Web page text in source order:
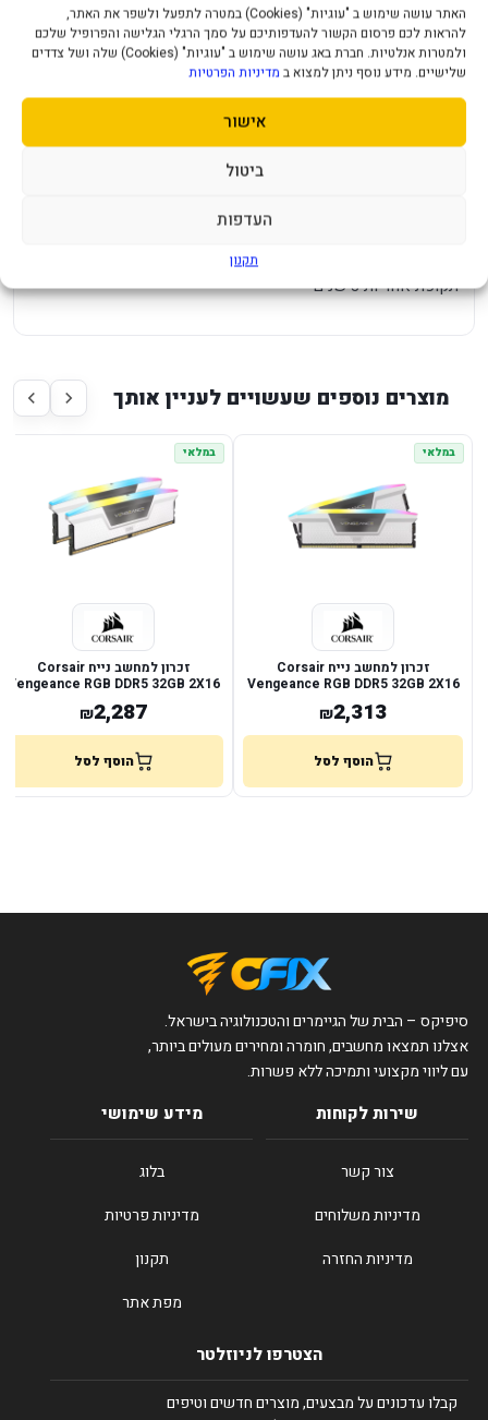
האתר עושה שימוש ב "עוגיות" (Cookies) במטרה לתפעל ולשפר את האתר,
להראות לכם פרסום הקשור להעדפותיכם על סמך הרגלי הגלישה והפרופיל שלכם
ולמטרות אנלטיות. חברת באג עושה שימוש ב "עוגיות" (Cookies) שלה ושל צדדים
שלישיים. מידע נוסף ניתן למצוא ב מדיניות הפרטיות
אישור
ביטול
העדפות
תקנון
מק"ט יצרן CMH32GX5M2B6000C38
סוג זכרון DDR5
נפח 32GB - 2x16
תדר שעון 6000Mhz
תאימות INTEL/AMD intel XMP 3.0
תקופת אחריות 3 שנים
מוצרים נוספים שעשויים לעניין אותך
במלאי
זכרון למחשב נייח Corsair
Vengeance RGB DDR5 32GB 2X16
6000MHZ C36 White
₪2,313
הוסף לסל
במלאי
זכרון למחשב נייח Corsair
Vengeance RGB DDR5 32GB 2X16
6000MHZ C36kit White
₪2,287
הוסף לסל
סיפיקס – הבית של הגיימרים והטכנולוגיה בישראל.
אצלנו תמצאו מחשבים, חומרה ומחירים מעולים ביותר,
עם ליווי מקצועי ותמיכה ללא פשרות.
שירות לקוחות
צור קשר
מדיניות משלוחים
מדיניות החזרה
מידע שימושי
בלוג
מדיניות פרטיות
תקנון
מפת אתר
הצטרפו לניוזלטר
קבלו עדכונים על מבצעים, מוצרים חדשים וטיפים